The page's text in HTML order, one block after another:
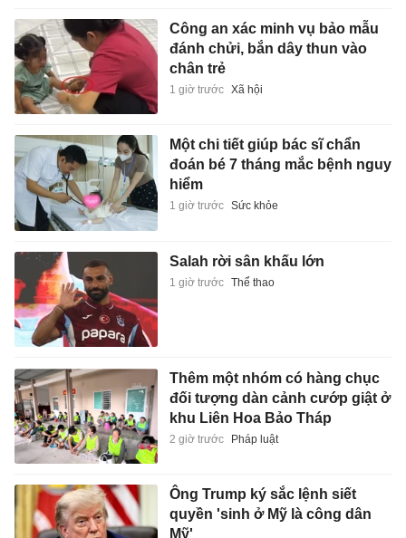
Công an xác minh vụ bảo mẫu
đánh chửi, bắn dây thun vào
chân trẻ
1 giờ trước Xã hội
Một chi tiết giúp bác sĩ chẩn
đoán bé 7 tháng mắc bệnh nguy
hiểm
1 giờ trước Sức khỏe
Salah rời sân khấu lớn
1 giờ trước Thể thao
Thêm một nhóm có hàng chục
đối tượng dàn cảnh cướp giật ở
khu Liên Hoa Bảo Tháp
2 giờ trước Pháp luật
Ông Trump ký sắc lệnh siết
quyền 'sinh ở Mỹ là công dân
Mỹ'